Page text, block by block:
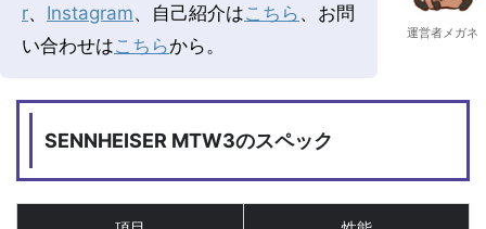
r、 Instagram、自己紹介はこちら 、お問
い合わせはこちらから。
運営者メガネ
SENNHEISER MTW3のスペック